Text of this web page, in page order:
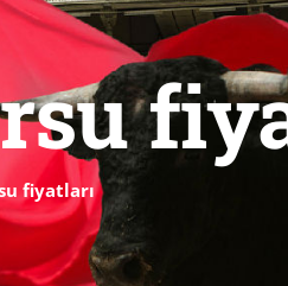
fiyatları